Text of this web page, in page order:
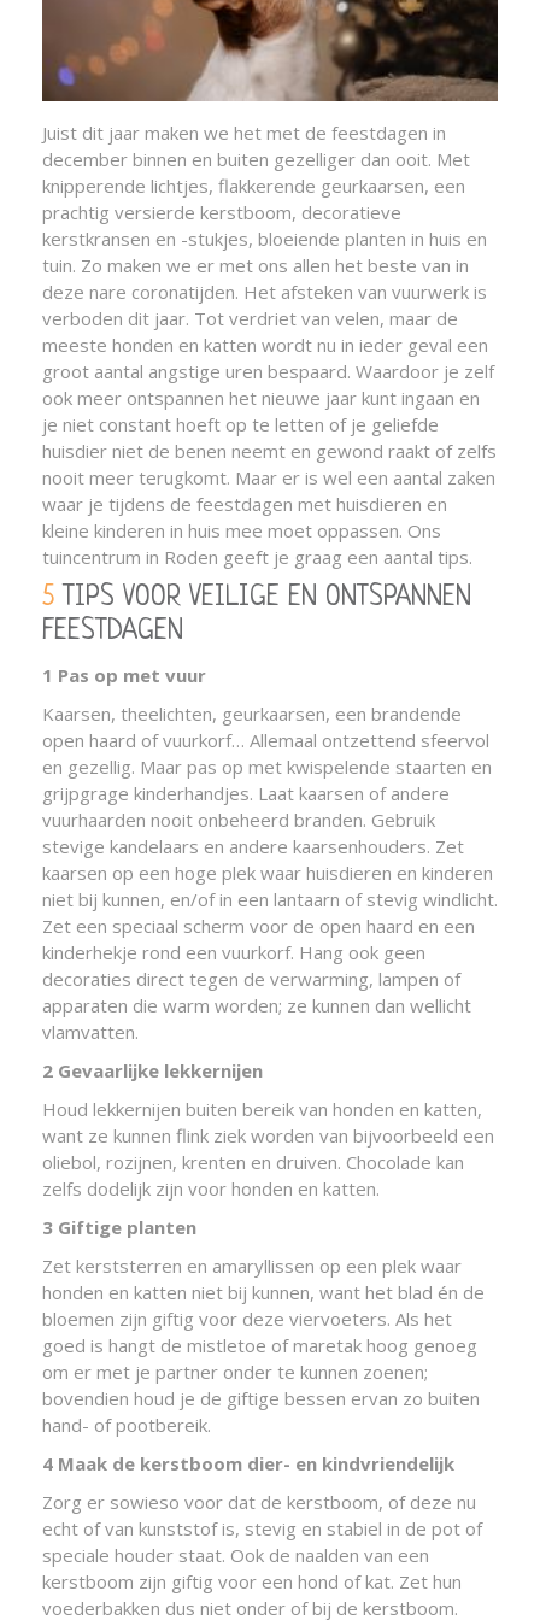
Juist dit jaar maken we het met de feestdagen in
december binnen en buiten gezelliger dan ooit. Met
knipperende lichtjes, flakkerende geurkaarsen, een
prachtig versierde kerstboom, decoratieve
kerstkransen en -stukjes, bloeiende planten in huis en
tuin. Zo maken we er met ons allen het beste van in
deze nare coronatijden. Het afsteken van vuurwerk is
verboden dit jaar. Tot verdriet van velen, maar de
meeste honden en katten wordt nu in ieder geval een
groot aantal angstige uren bespaard. Waardoor je zelf
ook meer ontspannen het nieuwe jaar kunt ingaan en
je niet constant hoeft op te letten of je geliefde
huisdier niet de benen neemt en gewond raakt of zelfs
nooit meer terugkomt. Maar er is wel een aantal zaken
waar je tijdens de feestdagen met huisdieren en
kleine kinderen in huis mee moet oppassen. Ons
tuincentrum in Roden geeft je graag een aantal tips.
5 TIPS VOOR VEILIGE EN ONTSPANNEN
FEESTDAGEN
1 Pas op met vuur
Kaarsen, theelichten, geurkaarsen, een brandende
open haard of vuurkorf… Allemaal ontzettend sfeervol
en gezellig. Maar pas op met kwispelende staarten en
grijpgrage kinderhandjes. Laat kaarsen of andere
vuurhaarden nooit onbeheerd branden. Gebruik
stevige kandelaars en andere kaarsenhouders. Zet
kaarsen op een hoge plek waar huisdieren en kinderen
niet bij kunnen, en/of in een lantaarn of stevig windlicht.
Zet een speciaal scherm voor de open haard en een
kinderhekje rond een vuurkorf. Hang ook geen
decoraties direct tegen de verwarming, lampen of
apparaten die warm worden; ze kunnen dan wellicht
vlamvatten.
2 Gevaarlijke lekkernijen
Houd lekkernijen buiten bereik van honden en katten,
want ze kunnen flink ziek worden van bijvoorbeeld een
oliebol, rozijnen, krenten en druiven. Chocolade kan
zelfs dodelijk zijn voor honden en katten.
3 Giftige planten
Zet kerststerren en amaryllissen op een plek waar
honden en katten niet bij kunnen, want het blad én de
bloemen zijn giftig voor deze viervoeters. Als het
goed is hangt de mistletoe of maretak hoog genoeg
om er met je partner onder te kunnen zoenen;
bovendien houd je de giftige bessen ervan zo buiten
hand- of pootbereik.
4 Maak de kerstboom dier- en kindvriendelijk
Zorg er sowieso voor dat de kerstboom, of deze nu
echt of van kunststof is, stevig en stabiel in de pot of
speciale houder staat. Ook de naalden van een
kerstboom zijn giftig voor een hond of kat. Zet hun
voederbakken dus niet onder of bij de kerstboom.